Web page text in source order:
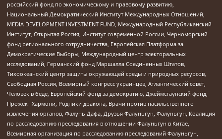
российский фонд по экономическому и правовому развитию,
Национальный Демократический Институт Международных Отношений,
MEDIA DEVELOPMENT INVESTMENT FUND, Международный Республиканский
Институт, Открытая Россия, Институт современной России, Черноморский
фонд регионального сотрудничества, Европейская Платформа за
Демократические Выборы, Международный центр электоральных
исследований, Германский фонд Маршалла Соединенных Штатов,
Тихоокеанский центр защиты окружающей среды и природных ресурсов,
Свободная Россия, Всемирный конгресс украинцев, Атлантический совет,
Человек в беде, Европейский фонд за демократию, Джеймстаунский фонд,
Прожект Хармони, Родники дракона, Врачи против насильственного
извлечения органов, Фалунь Дафа, Друзья Фалуньгун, Фалуньгун, Коалиция
по расследованию преследования в отношении Фалуньгун в Китае,
Всемирная организация по расследованию преследований Фалуньгун,